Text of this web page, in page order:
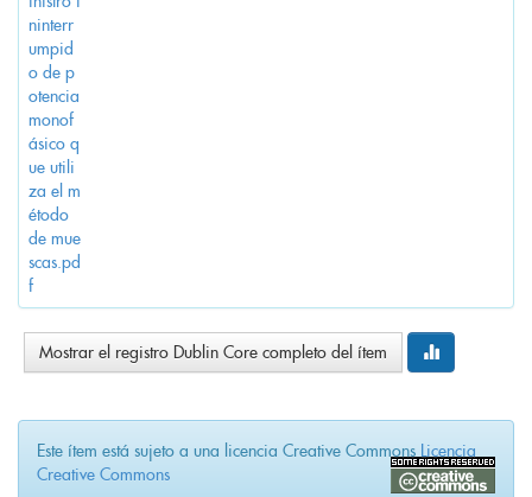
ninterr
umpid
o de p
otencia
monof
ásico q
ue utili
za el m
étodo
de mue
scas.pd
f
Mostrar el registro Dublin Core completo del ítem
Este ítem está sujeto a una licencia Creative Commons Licencia
Creative Commons